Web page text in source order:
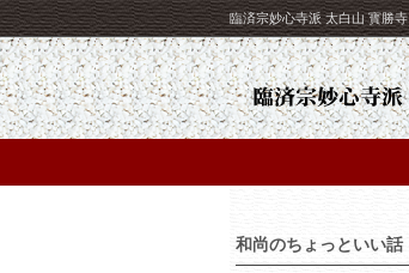
臨済宗妙心寺派 太白山 寳勝寺
和尚のちょっといい話